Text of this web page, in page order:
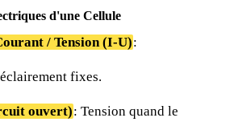
d'une Cellule
/ Tension (I-U):
fixes.
ouvert): Tension quand le